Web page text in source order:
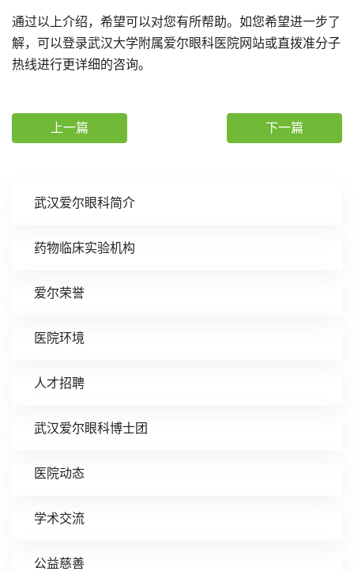
武汉爱尔眼科简介
药物临床实验机构
爱尔荣誉
医院环境
人才招聘
武汉爱尔眼科博士团
医院动态
学术交流
公益慈善
通过以上介绍，希望可以对您有所帮助。如您希望进一步了
解，可以登录武汉大学附属爱尔眼科医院网站或直拨准分子
热线进行更详细的咨询。
上一篇 下一篇